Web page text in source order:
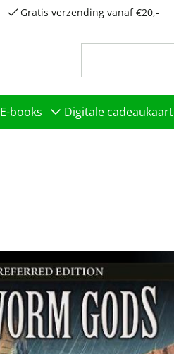
Gratis verzending vanaf €20,-
E-books Digitale